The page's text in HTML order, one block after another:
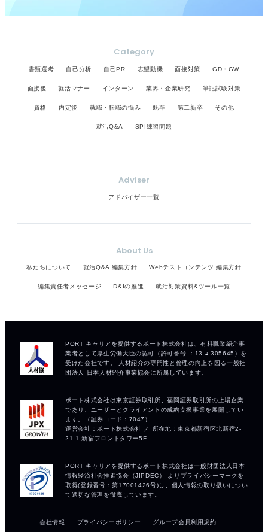
Category
書類選考 自己分析 自己PR 志望動機 面接対策 GD・GW
面接後 就活マナー インターン 業界・企業研究 筆記試験対策
資格 内定後 就職・転職の悩み 既卒 第二新卒 その他
就活Q&A SPI練習問題
Adviser
アドバイザー一覧
About Us
私たちについて 就活Q&A 編集方針 Webテストコンテンツ 編集方針
編集責任者メッセージ D&Iの推進 就活対策資料&ツール一覧
会社情報 プライバシーポリシー グループ会員利用規約